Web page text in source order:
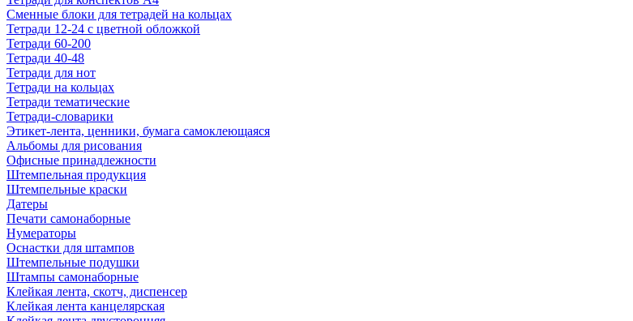
Сменные блоки для тетрадей на кольцах
Тетради 12-24 с цветной обложкой
Тетради 60-200
Тетради 40-48
Тетради для нот
Тетради на кольцах
Тетради тематические
Тетради-словарики
Этикет-лента, ценники, бумага самоклеющаяся
Альбомы для рисования
Офисные принадлежности
Штемпельная продукция
Штемпельные краски
Датеры
Печати самонаборные
Нумераторы
Оснастки для штампов
Штемпельные подушки
Штампы самонаборные
Клейкая лента, скотч, диспенсер
Клейкая лента канцелярская